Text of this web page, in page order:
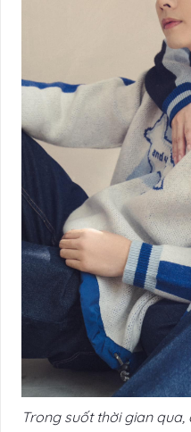
Trong suốt thời gian